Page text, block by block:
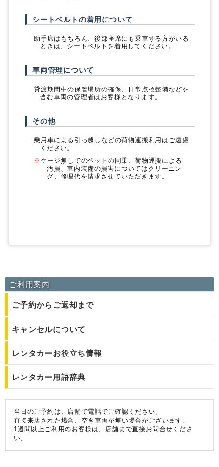
シートベルトの着用について
助手席はもちろん、後部座席にも乗車する方がいる
ときは、シートベルトを着用してください。
車両管理について
貸渡期間中の保管場所の確保、日常点検整備などを
含む車両の管理者はお客様となります。
その他
乗用車による引っ越しなどの荷物運搬利用はご遠慮
ください。
ケージ無しでのペットの同乗、荷物運搬による
汚損、車内装備の損害についてはクリーニン
グ、修理代を請求させていただきます。
ご利用案内
ご予約からご返却まで
キャンセルについて
レンタカーお役立ち情報
レンタカー用語辞典
当日のご予約は、店舗で電話でご確認ください。
直接来店された場合、空き車両が無い場合がございます。
1週間以上ご利用のお客様は、店舗まで直接お問合せくださ
い。